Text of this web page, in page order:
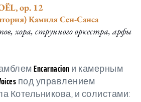
op. 12
Камиля Сен-Санса
хора, струнного оркестра, арфы
Encarnacionи камерным
под управлением
Котельникова, и солистами: